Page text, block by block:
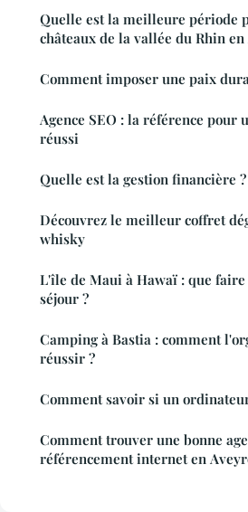
Quelle est la meilleure période
châteaux de la vallée du Rhin
Comment imposer une paix
Agence SEO : la référence pour
réussi
Quelle est la gestion financière ?
Découvrez le meilleur coffret
whisky
L'île de Maui à Hawaï : que
séjour ?
Camping à Bastia : comment
réussir ?
Comment savoir si un
Comment trouver une bonne
référencement internet en